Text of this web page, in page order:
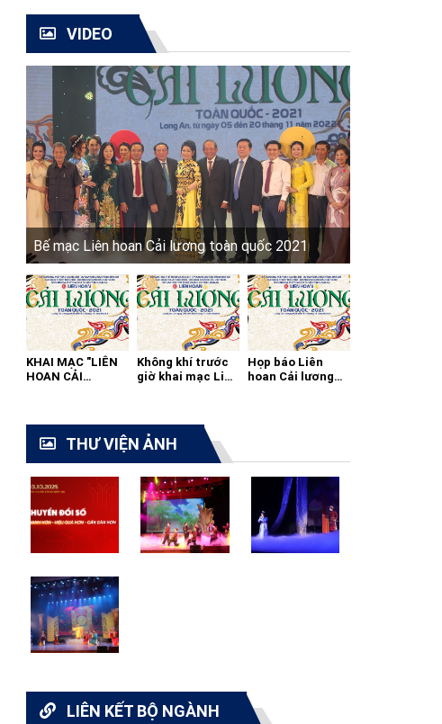
VIDEO
Bế mạc Liên hoan Cải lương toàn quốc 2021
KHAI MẠC "LIÊN
HOAN CẢI
Không khí trước
giờ khai mạc Liên
Họp báo Liên
hoan Cải lương
THƯ VIỆN ẢNH
LIÊN KẾT BỘ NGÀNH